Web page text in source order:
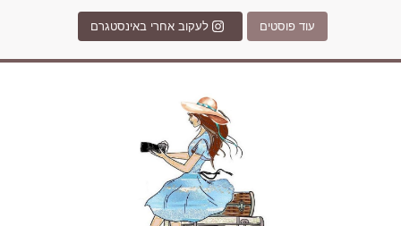
עוד פוסטים לעקוב אחרי באינסטגרם